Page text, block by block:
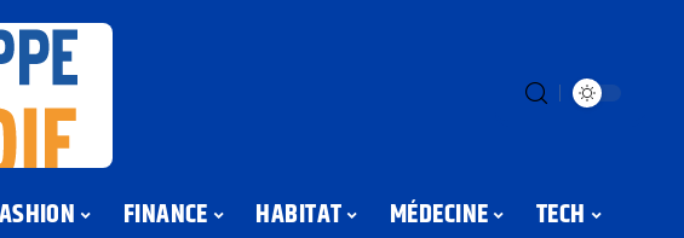
FINANCE HABITAT MÉDECINE TECH